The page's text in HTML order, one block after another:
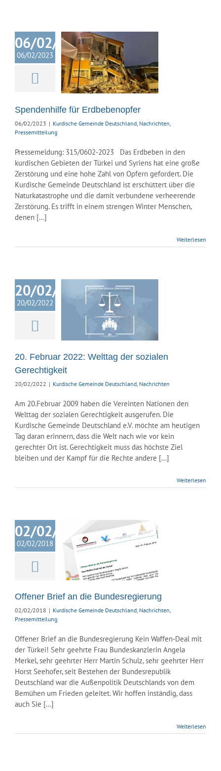
06/02/2023
06/02/2023
für
Spendenhilfe für Erdbebenopfer
06/02/2023 | Kurdische Gemeinde Deutschland Nachrichten
Pressemitteilung
Pressemeldung: 315/0602-2023 Das Erdbeben in den
kurdischen Gebieten der Türkei und Syriens hat eine große
Zerstörung und eine hohe Zahl von Opfern gefordert. Die
Kurdische Gemeinde Deutschland ist erschüttert über die
Naturkatastrophe und die damit verbundene verheerende
Zerstörung. Es trifft in einem strengen Winter Menschen,
denen [...]
Weiterlesen
20/02/2022
20/02/2022
2022:
der
Nachrichten
20. Februar 2022: Welttag der sozialen
Gerechtigkeit
20/02/2022 | Kurdische Gemeinde Deutschland, Nachrichten
Am 20.Februar 2009 haben die Vereinten Nationen den
Welttag der sozialen Gerechtigkeit ausgerufen. Die
Kurdische Gemeinde Deutschland e.V. möchte am heutigen
Tag daran erinnern, dass die Welt nach wie vor kein
gerechter Ort ist. Gerechtigkeit muss das höchste Ziel
bleiben und der Kampf für die Rechte andere [...]
Weiterlesen
02/02/2018
02/02/2018
Brief an die
Offener Brief an die Bundesregierung
02/02/2018 | Kurdische Gemeinde Deutschland, Nachrichten,
Pressemitteilung
Offener Brief an die Bundesregierung Kein Waffen-Deal mit
der Türkei! Sehr geehrte Frau Bundeskanzlerin Angela
Merkel, sehr geehrter Herr Martin Schulz, sehr geehrter Herr
Horst Seehofer, seit Bestehen der Bundesrepublik
Deutschland war die Außenpolitik Deutschlands von dem
Bemühen um Frieden geleitet. Wir hoffen inständig, dass
auch Sie [...]
Weiterlesen